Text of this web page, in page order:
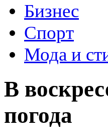
Бизнес
Спорт
Мода и
В
погода